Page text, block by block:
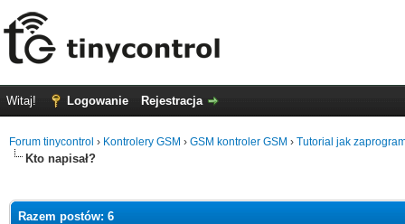
Witaj! Logowanie Rejestracja
Forum tinycontrol › Kontrolery GSM › GSM kontroler GSM › Tutorial jak
Kto napisał?
Razem postów: 6